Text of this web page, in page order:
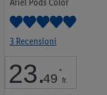
3 Recensioni
23.49 *
fr.
Tabacchi 23
Proteine vegetali
Snack equilibrati